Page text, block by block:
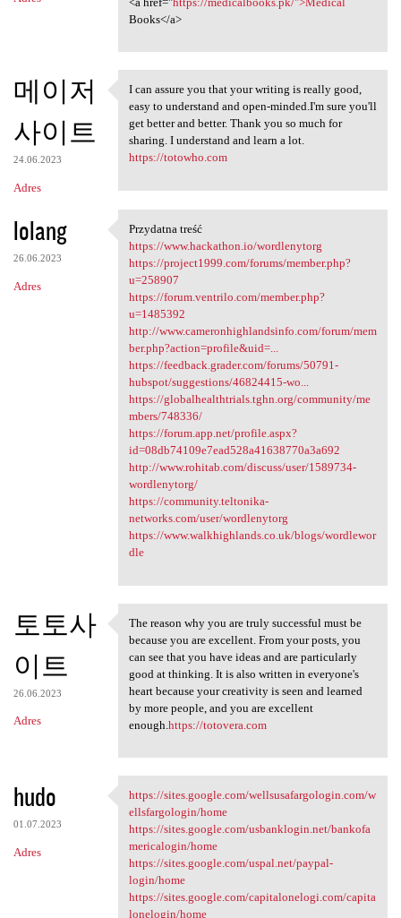
Books</a>
메이저
사이트
24.06.2023
Adres
I can assure you that your
I can assure you that your writing is really good,
easy to understand and open-minded.I'm sure you'll
get better and better. Thank you so much for
sharing. I understand and learn a lot.
https://totowho.com
lolang
26.06.2023
Adres
Przydatna treść
Przydatna treść
https://www.hackathon.io/wordlenytorg
https://project1999.com/forums/member.php?
u=258907
https://forum.ventrilo.com/member.php?
u=1485392
http://www.cameronhighlandsinfo.com/forum/mem
ber.php?action=profile&uid=...
https://feedback.grader.com/forums/50791-
hubspot/suggestions/46824415-wo...
https://globalhealthtrials.tghn.org/community/me
mbers/748336/
https://forum.app.net/profile.aspx?
id=08db74109e7ead528a41638770a3a692
http://www.rohitab.com/discuss/user/1589734-
wordlenytorg/
https://community.teltonika-
networks.com/user/wordlenytorg
https://www.walkhighlands.co.uk/blogs/wordlewor
dle
토토사
이트
26.06.2023
Adres
The reason why you are truly
The reason why you are truly successful must be
because you are excellent. From your posts, you
can see that you have ideas and are particularly
good at thinking. It is also written in everyone's
heart because your creativity is seen and learned
by more people, and you are excellent
enough. https://totovera.com
hudo
01.07.2023
Adres
https://sites.google.com
https://sites.google.com/wellsusafargologin.com/w
ellsfargologin/home
https://sites.google.com/usbanklogin.net/bankofa
mericalogin/home
https://sites.google.com/uspal.net/paypal-
login/home
https://sites.google.com/capitalonelogi.com/capita
lonelogin/home